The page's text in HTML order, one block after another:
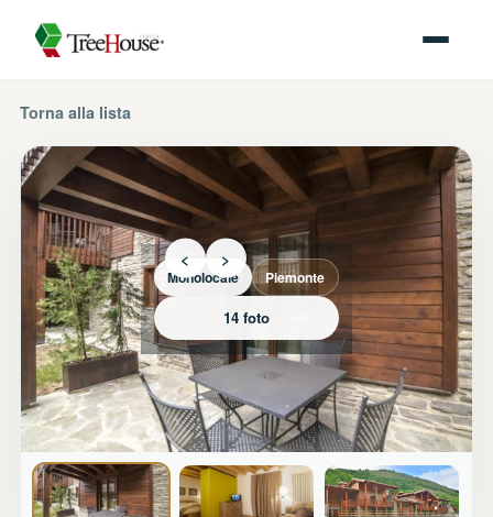
Torna alla lista
Monolocale Piemonte
< >
14 foto